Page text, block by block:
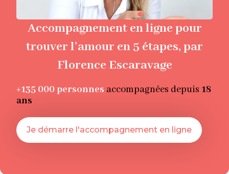
Accompagnement en ligne pour
trouver l’amour en 5 étapes, par
Florence Escaravage
+135 000 personnes accompagnées depuis 18
ans
Je démarre l'accompagnement en ligne